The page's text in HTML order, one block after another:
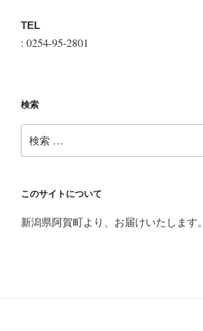
TEL
: 0254-95-2801
検索
索:
このサイトについて
新潟県阿賀町より、お届けいたします。